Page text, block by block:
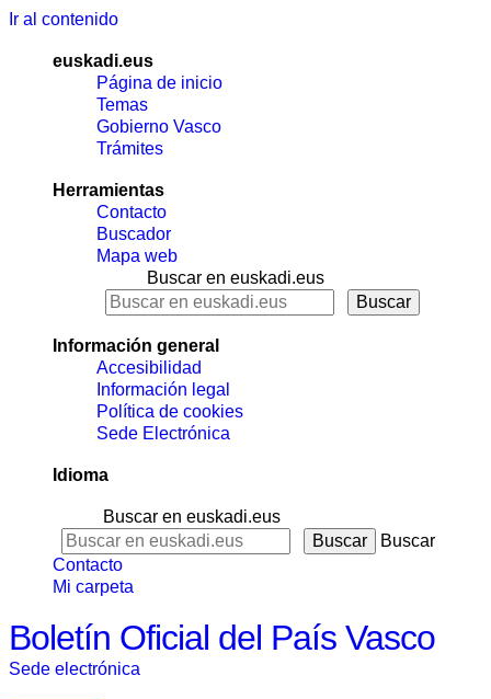
Ir al contenido
euskadi.eus
Página de inicio
Temas
Gobierno Vasco
Trámites
Herramientas
Contacto
Buscador
Mapa web
Buscar en euskadi.eus
Información general
Accesibilidad
Información legal
Política de cookies
Sede Electrónica
Idioma
Buscar en euskadi.eus
Buscar
Contacto
Mi carpeta
Boletín Oficial del País Vasco
Sede electrónica